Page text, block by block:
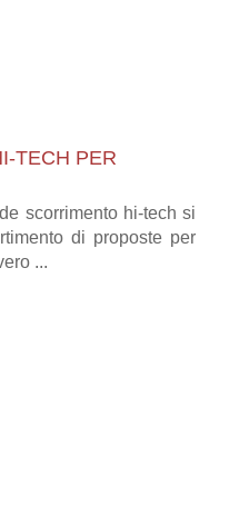
TECH PER
scorrimento hi-tech si
di proposte per
...